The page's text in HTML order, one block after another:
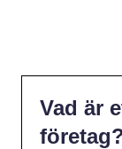
Vad är